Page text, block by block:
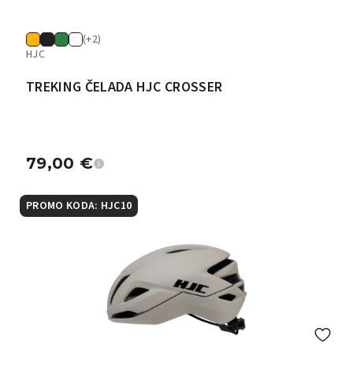
(+2)
HJC
TREKING ČELADA HJC CROSSER
79,00 €
PROMO KODA: HJC10